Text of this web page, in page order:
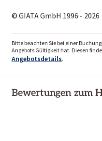
© GIATA GmbH 1996 - 2026
Bitte beachten Sie bei einer
Angebots Gültigkeit hat. Diesen
Angebotsdetails.
Bewertungen zum